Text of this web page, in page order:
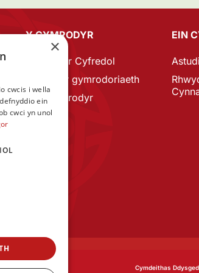
Y CYMRODYR
Cymrodyr Cyfredol
Esbonio’r gymrodoriaeth
Cyn Gymrodyr
EIN
Cymdeithas
×
cwcis i wella
ein
cwci yn unol